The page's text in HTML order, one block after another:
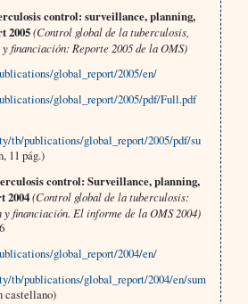
control: surveillance, planning,
2005(Control global de la tuberculosis,
financiación: Reporte 2005 de la OMS)
global_report/2005/en/
global_report/2005/pdf/Full.pdf
tb/publications/global_report/2005/pdf/su
11 pág.)
control: Surveillance, planning,
2004(Control global de la tuberculosis:
financiación. El informe de la OMS 2004)
global_report/2004/en/
tb/publications/global_report/2004/en/sum
castellano)